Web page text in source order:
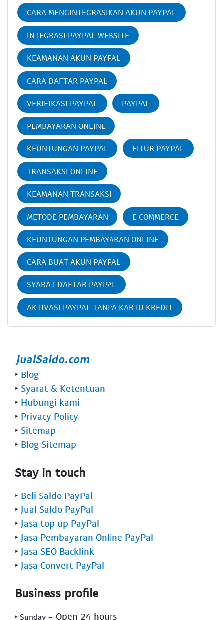
CARA MENGINTEGRASIKAN AKUN PAYPAL
INTEGRASI PAYPAL WEBSITE
KEAMANAN AKUN PAYPAL
CARA DAFTAR PAYPAL
VERIFIKASI PAYPAL PAYPAL
PEMBAYARAN ONLINE
KEUNTUNGAN PAYPAL FITUR PAYPAL
TRANSAKSI ONLINE
KEAMANAN TRANSAKSI
METODE PEMBAYARAN E COMMERCE
KEUNTUNGAN PEMBAYARAN ONLINE
CARA BUAT AKUN PAYPAL
SYARAT DAFTAR PAYPAL
AKTIVASI PAYPAL TANPA KARTU KREDIT
‣ Blog
‣ Syarat & Ketentuan
‣ Hubungi kami
‣ Privacy Policy
‣ Sitemap
‣ Blog Sitemap
Stay in touch
‣ Beli Saldo PayPal
‣ Jual Saldo PayPal
‣ Jasa top up PayPal
‣ Jasa Pembayaran Online PayPal
‣ Jasa SEO Backlink
‣ Jasa Convert PayPal
Business profile
‣ Sunday - Open 24 hours